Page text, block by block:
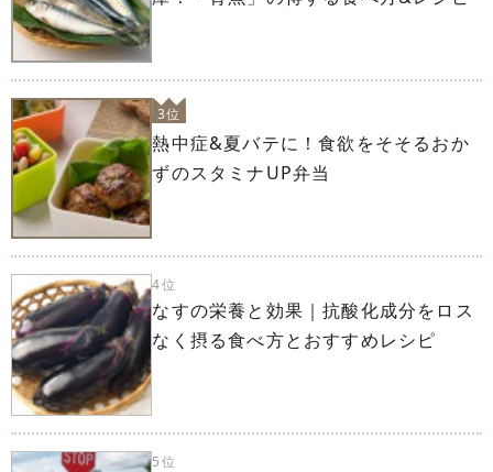
3位
熱中症&夏バテに！食欲をそそるおか
ずのスタミナUP弁当
4位
なすの栄養と効果｜抗酸化成分をロス
なく摂る食べ方とおすすめレシピ
5位